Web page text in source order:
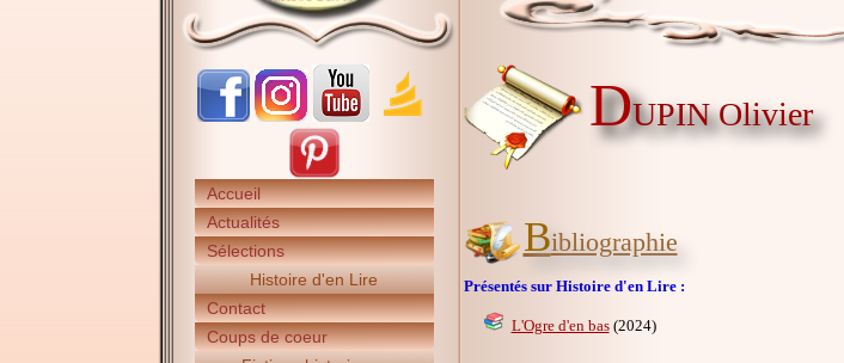
Accueil
Actualités
Sélections
Histoire d'en Lire
Contact
Coups de coeur
DUPIN Olivier
Bibliographie
Présentés sur Histoire d'en Lire :
L'Ogre d'en bas(2024)